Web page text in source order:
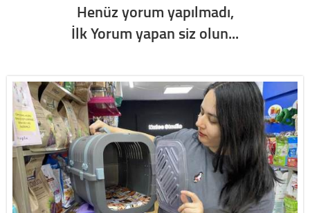
Henüz yorum yapılmadı,
İlk Yorum yapan siz olun...